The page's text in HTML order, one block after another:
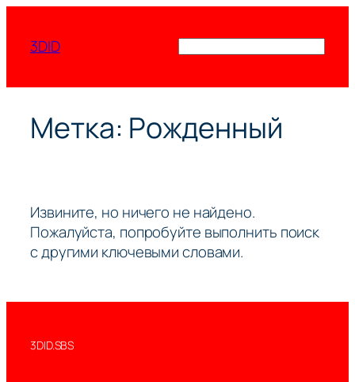
содержимому
3DID
Метка: Рожденный
Извините, но ничего не найдено.
Пожалуйста, попробуйте выполнить поиск
с другими ключевыми словами.
3DID.SBS